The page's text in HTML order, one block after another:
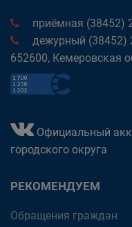
приёмная (38452)
дежурный (38452)
652600, Кемеровская
Официальный
городского округа
РЕКОМЕНДУЕМ
Обращения граждан